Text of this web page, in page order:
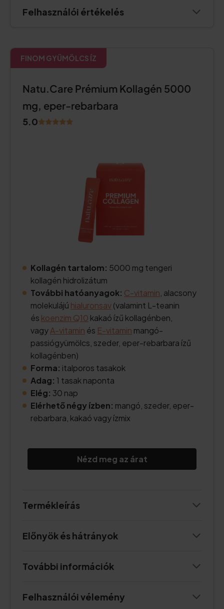
Felhasználói értékelés
FINOM GYÜMÖLCS ÍZ
Natu.Care Prémium Kollagén 5000
mg, eper-rebarbara
5.0
Kollagén tartalom: 5000 mg tengeri
kollagén hidrolizátum
További hatóanyagok: C-vitamin , alacsony
molekulájú hialuronsav(valamint L-teanin
és koenzim Q10 kakaó ízű kollagénben,
vagyA-vitamin és E-vitamin mangó-
passiógyümölcs, szeder, eper-rebarbara ízű
kollagénben)
Forma: italporos tasakok
Adag: 1 tasak naponta
Elég: 30 nap
Elérhető négy ízben: mangó, szeder, eper-
rebarbara, kakaó vagy ízmix
Nézd meg az árat
Termékleírás
Előnyök és hátrányok
További információk
Felhasználói vélemény